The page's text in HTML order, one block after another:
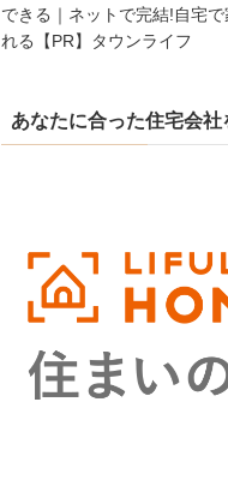
できる｜ネットで完結!自宅
れる【PR】タウンライフ
あなたに合った住宅会社